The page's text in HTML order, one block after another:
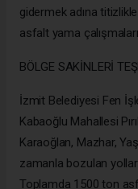
gidermek adına
asfalt yama
BÖLGE SAKİNLERİ
İzmit Belediyesi Fen
Kabaoğlu Mahallesi
Karaoğlan, Mazhar,
zamanla bozulan
Toplamda 1500 ton